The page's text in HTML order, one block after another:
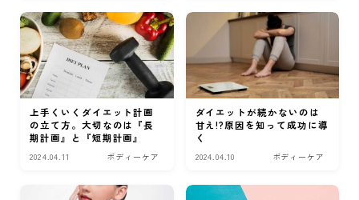
上手くいくダイエット計画
の立て方。大切なのは『長
期計画』と『短期計画』
2024.04.11 ボディーケア
ダイエットが続かないのは
甘え!?原因を知って成功に導
く
2024.04.10 ボディーケア